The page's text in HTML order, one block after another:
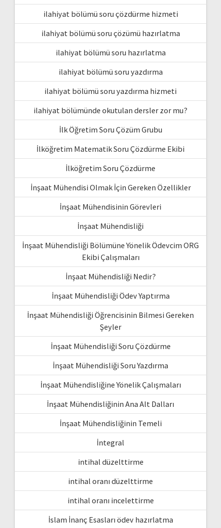
ilahiyat bölümü soru çözdürme hizmeti
ilahiyat bölümü soru çözümü hazırlatma
ilahiyat bölümü soru hazırlatma
ilahiyat bölümü soru yazdırma
ilahiyat bölümü soru yazdırma hizmeti
ilahiyat bölümünde okutulan dersler zor mu?
İlk Öğretim Soru Çözüm Grubu
İlköğretim Matematik Soru Çözdürme Ekibi
İlköğretim Soru Çözdürme
İnşaat Mühendisi Olmak İçin Gereken Özellikler
İnşaat Mühendisinin Görevleri
İnşaat Mühendisliği
İnşaat Mühendisliği Bölümüne Yönelik Ödevcim ORG
Ekibi Çalışmaları
İnşaat Mühendisliği Nedir?
İnşaat Mühendisliği Ödev Yaptırma
İnşaat Mühendisliği Öğrencisinin Bilmesi Gereken
Şeyler
İnşaat Mühendisliği Soru Çözdürme
İnşaat Mühendisliği Soru Yazdırma
İnşaat Mühendisliğine Yönelik Çalışmaları
İnşaat Mühendisliğinin Ana Alt Dalları
İnşaat Mühendisliğinin Temeli
İntegral
intihal düzelttirme
intihal oranı düzelttirme
intihal oranı incelettirme
İslam İnanç Esasları ödev hazırlatma